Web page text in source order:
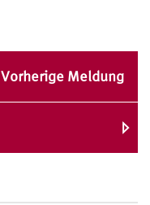
Vorherige Meldung